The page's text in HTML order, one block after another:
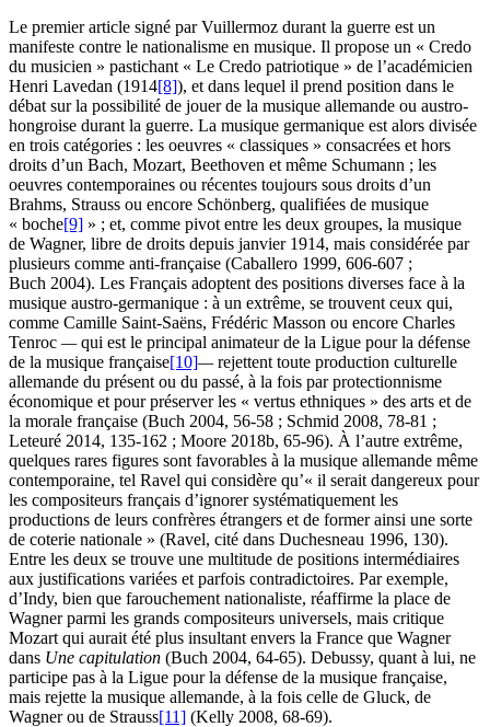
Le premier article signé par Vuillermoz durant la guerre est un
manifeste contre le nationalisme en musique. Il propose un « Credo
du musicien » pastichant « Le Credo patriotique » de l’académicien
Henri Lavedan (1914[8]), et dans lequel il prend position dans le
débat sur la possibilité de jouer de la musique allemande ou austro-
hongroise durant la guerre. La musique germanique est alors divisée
en trois catégories : les oeuvres « classiques » consacrées et hors
droits d’un Bach, Mozart, Beethoven et même Schumann ; les
oeuvres contemporaines ou récentes toujours sous droits d’un
Brahms, Strauss ou encore Schönberg, qualifiées de musique
« boche[9] » ; et, comme pivot entre les deux groupes, la musique
de Wagner, libre de droits depuis janvier 1914, mais considérée par
plusieurs comme anti-française (Caballero 1999, 606-607 ;
Buch 2004). Les Français adoptent des positions diverses face à la
musique austro-germanique : à un extrême, se trouvent ceux qui,
comme Camille Saint-Saëns, Frédéric Masson ou encore Charles
Tenroc —qui est le principal animateur de la Ligue pour la défense
de la musique française[10]—rejettent toute production culturelle
allemande du présent ou du passé, à la fois par protectionnisme
économique et pour préserver les « vertus ethniques » des arts et de
la morale française (Buch 2004, 56-58 ; Schmid 2008, 78-81 ;
Leteuré 2014, 135-162 ; Moore 2018b, 65-96). À l’autre extrême,
quelques rares figures sont favorables à la musique allemande même
contemporaine, tel Ravel qui considère qu’« il serait dangereux pour
les compositeurs français d’ignorer systématiquement les
productions de leurs confrères étrangers et de former ainsi une sorte
de coterie nationale » (Ravel, cité dans Duchesneau 1996, 130).
Entre les deux se trouve une multitude de positions intermédiaires
aux justifications variées et parfois contradictoires. Par exemple,
d’Indy, bien que farouchement nationaliste, réaffirme la place de
Wagner parmi les grands compositeurs universels, mais critique
Mozart qui aurait été plus insultant envers la France que Wagner
dans Une capitulation (Buch 2004, 64-65). Debussy, quant à lui, ne
participe pas à la Ligue pour la défense de la musique française,
mais rejette la musique allemande, à la fois celle de Gluck, de
Wagner ou de Strauss[11] (Kelly 2008, 68-69).